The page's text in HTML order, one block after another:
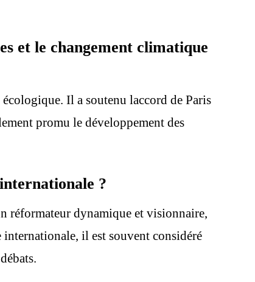
et le changement climatique
Il a soutenu laccord de Paris
promu le développement des
?
réformateur dynamique et visionnaire,
il est souvent considéré